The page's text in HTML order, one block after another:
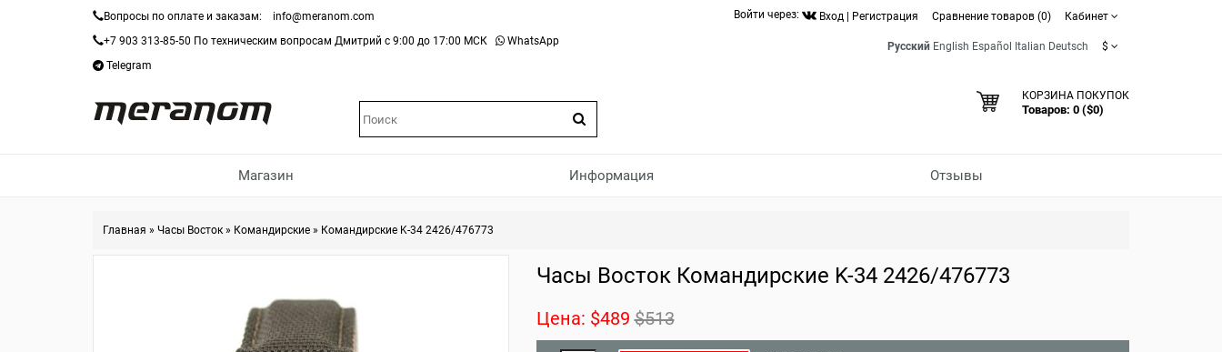
Вопросы по оплате и заказам:
info@meranom.com
+7 903 313-85-50 По техническим вопросам Дмитрий с 9:00 до 17:00 МСК
WhatsApp
Telegram
Войти через: Вход Регистрация Сравнение товаров (0) Кабинет
Русский English Español Italian Deutsch $
КОРЗИНА ПОКУПОК
Товаров: 0 ($0)
Магазин Информация Отзывы
Главная » Часы Восток » Командирские » Командирские K-34 2426/476773
Часы Восток Командирские K-34 2426/476773
Цена: $489 $513